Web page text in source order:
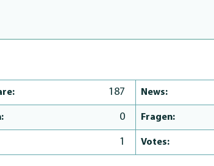
187 News:
0 Fragen:
1 Votes: